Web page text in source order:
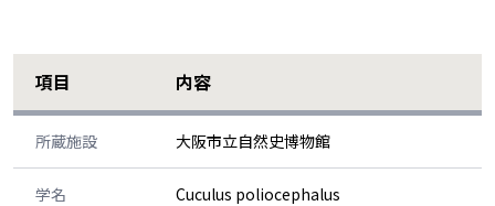
項目 内容
所蔵施設 大阪市立自然史博物館
学名 Cuculus poliocephalus